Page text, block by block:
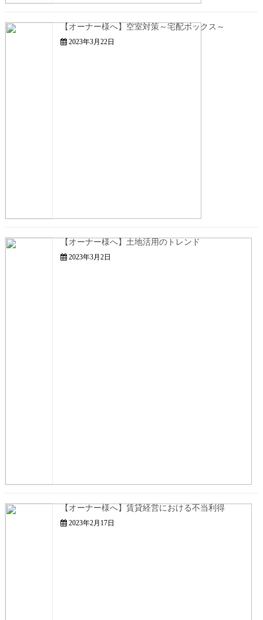
【オーナー様へ】空室対策～宅配ボックス～
2023年3月22日
【オーナー様へ】土地活用のトレンド
2023年3月2日
【オーナー様へ】賃貸経営における不当利得
2023年2月17日